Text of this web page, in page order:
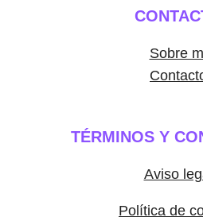
Sobre
TÉRMINOS Y
Aviso
Política de